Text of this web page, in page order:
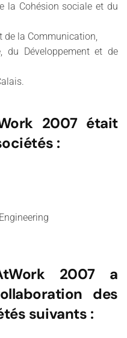
la Cohésion sociale et du
de la Communication,
du Développement et de
2007 était
:
2007 a
des
suivants :